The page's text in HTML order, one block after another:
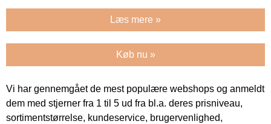
Læs mere »
Køb nu »
Vi har gennemgået de mest populære webshops og anmeldt
dem med stjerner fra 1 til 5 ud fra bl.a. deres prisniveau,
sortimentstørrelse, kundeservice, brugervenlighed,